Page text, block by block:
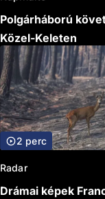
Polgárháború
Közel-Keleten
2 perc
Radar
Drámai képek